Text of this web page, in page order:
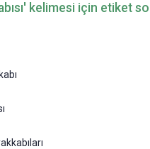
kelimesi için etiket